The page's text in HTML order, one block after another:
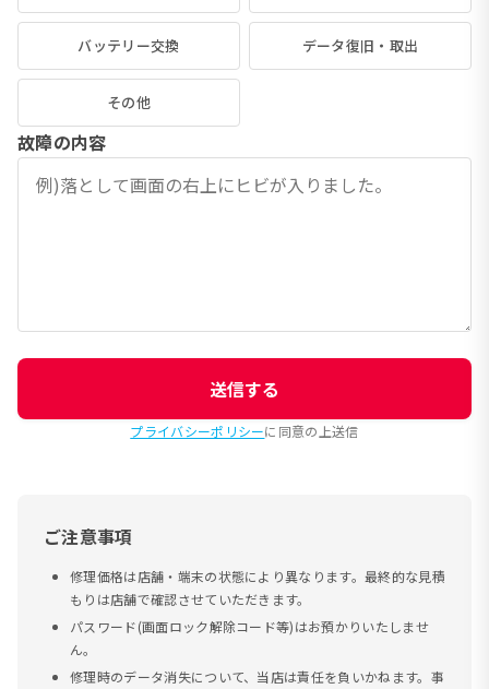
バッテリー交換 データ復旧・取出
その他
故障の内容
送信する
プライバシーポリシーに同意の上送信
ご注意事項
修理価格は店舗・端末の状態により異なります。最終的な見積
もりは店舗で確認させていただきます。
パスワード(画面ロック解除コード等)はお預かりいたしませ
ん。
修理時のデータ消失について、当店は責任を負いかねます。事